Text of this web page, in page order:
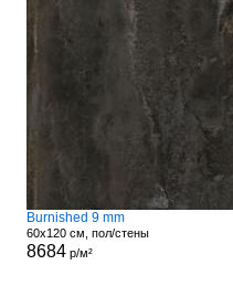
Burnished 9 mm
60x120 см, пол/стены
8684р/м²